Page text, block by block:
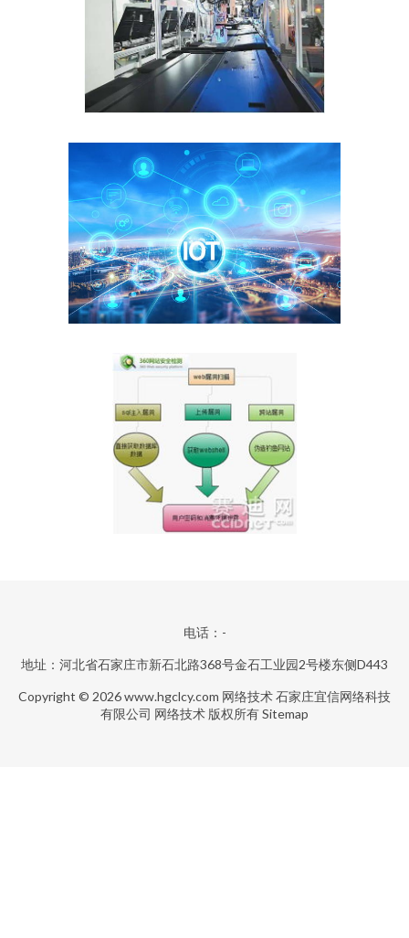
电话：-
地址：河北省石家庄市新石北路368号金石工业园2号楼东侧D443
Copyright © 2026www.hgclcy.com 网络技术石家庄宜信网络科技
有限公司 网络技术 版权所有Sitemap